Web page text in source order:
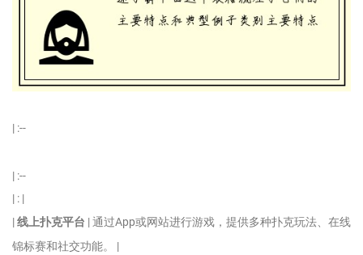
| :--
| :--
| : |
|线上扑克平台 | 通过App或网站进行游戏，提供多种扑克玩法、在线
锦标赛和社交功能。 |